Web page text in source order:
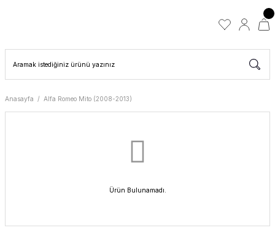
Anasayfa Alfa Romeo Mito (2008-2013)
Ürün Bulunamadı.